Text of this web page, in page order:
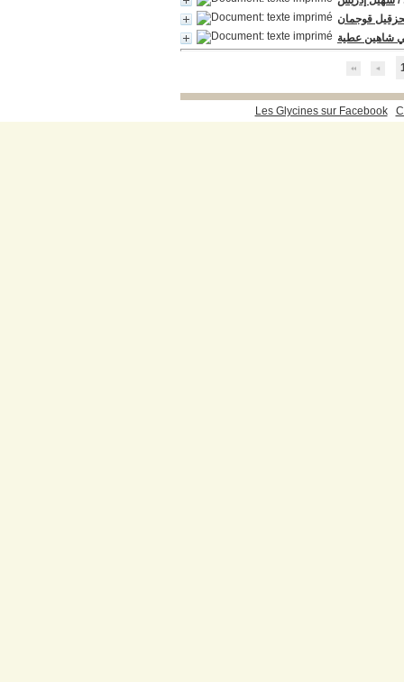
قوجمان
شاهين عطية
Les Glycines sur Facebook